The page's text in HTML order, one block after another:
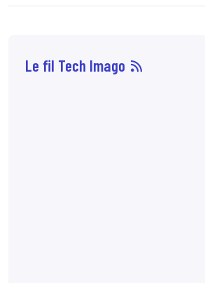
Le fil Tech Imago